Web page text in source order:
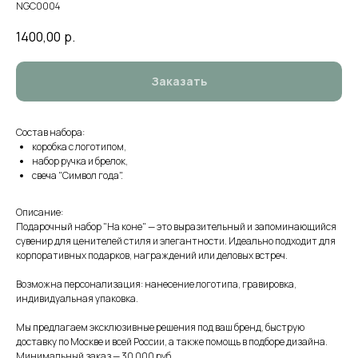
NGC0004
1400,00 р.
Заказать
Состав набора:
коробка с логотипом,
набор ручка и брелок,
свеча "Символ года".
Описание:
Подарочный набор "На коне" — это выразительный и запоминающийся
сувенир для ценителей стиля и элегантности. Идеально подходит для
корпоративных подарков, награждений или деловых встреч.
Возможна персонализация: нанесение логотипа, гравировка,
индивидуальная упаковка.
Мы предлагаем эксклюзивные решения под ваш бренд, быструю
доставку по Москве и всей России, а также помощь в подборе дизайна.